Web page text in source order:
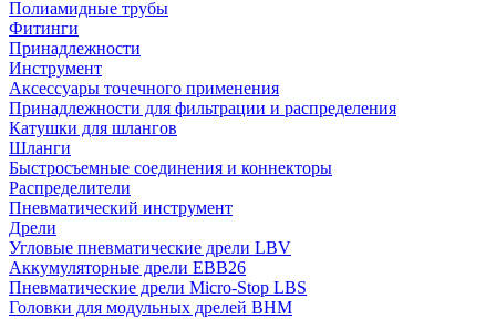
Полиамидные трубы
Фитинги
Принадлежности
Инструмент
Аксессуары точечного применения
Принадлежности для фильтрации и распределения
Катушки для шлангов
Шланги
Быстросъемные соединения и коннекторы
Распределители
Пневматический инструмент
Дрели
Угловые пневматические дрели LBV
Аккумуляторные дрели EBB26
Пневматические дрели Micro-Stop LBS
Головки для модульных дрелей BHM